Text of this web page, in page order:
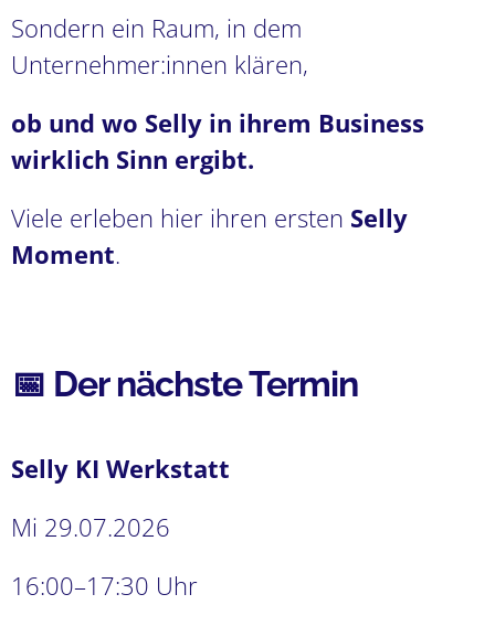
Sondern ein Raum, in dem
Unternehmer:innen klären,
ob und wo Selly in ihrem Business
wirklich Sinn ergibt.
Viele erleben hier ihren ersten Selly
Moment.
📅 Der nächste Termin
Selly KI Werkstatt
Mi 29.07.2026
16:00–17:30 Uhr